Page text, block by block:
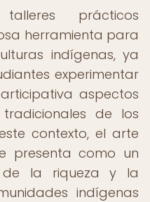
prácticos
herramienta para
indígenas, ya
experimentar
aspectos
de los
contexto, el arte
presenta como un
de la riqueza y la
indígenas